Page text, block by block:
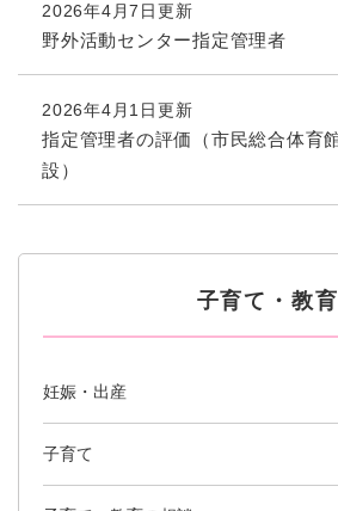
2026年4月7日更新
野外活動センター指定管理者
2026年4月1日更新
指定管理者の評価（市民総合体育
設）
子育て・教育
妊娠・出産
子育て